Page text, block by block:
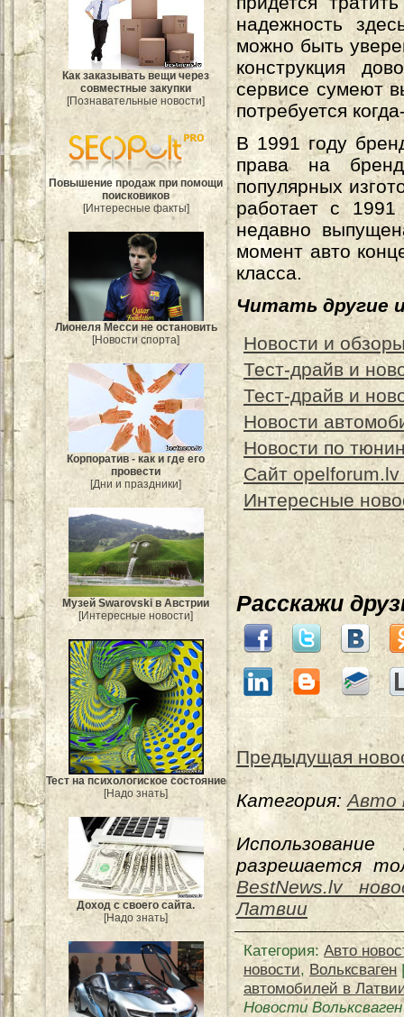
Как заказывать вещи через
совместные закупки
[Познавательные новости]
Повышение продаж при помощи
поисковиков
[Интересные факты]
Лионеля Месси не остановить
[Новости спорта]
Корпоратив - как и где его
провести
[Дни и праздники]
Музей Swarovski в Австрии
[Интересные новости]
Тест на психологиское состояние
[Надо знать]
Доход с своего сайта.
[Надо знать]
надежность
можно быть
конструкция
сервисе сумеют
потребуется
В 1991 году
права на
популярных
работает с
недавно
момент авто
класса.
Читать другие
Новости и
Тест-драйв и
Тест-драйв и
Новости
Новости по
Сайт
Интересные
Расскажи
Предыдущая
Категория: Авто
разрешается
BestNews.lv
Латвии
Категория: Авто
новости, Вольксваген
автомобилей в
Новости